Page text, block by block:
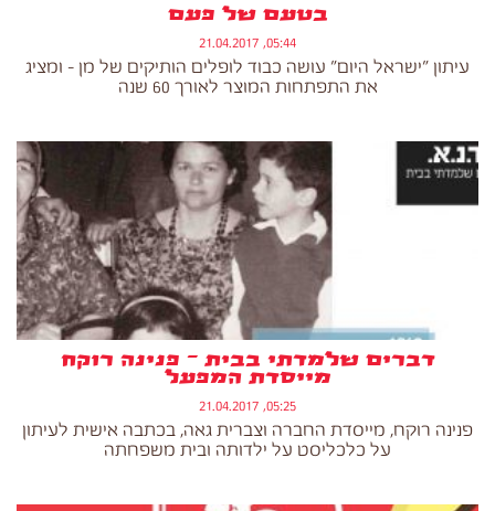
בטעם של פעם
05:44, 21.04.2017
עיתון "ישראל היום" עושה כבוד לופלים הותיקים של מן - ומציג
את התפתחות המוצר לאורך 60 שנה
דברים שלמדתי בבית – פנינה רוקח
מייסדת המפעל
05:25, 21.04.2017
פנינה רוקח, מייסדת החברה וצברית גאה, בכתבה אישית לעיתון
על כלכליסט על ילדותה ובית משפחתה